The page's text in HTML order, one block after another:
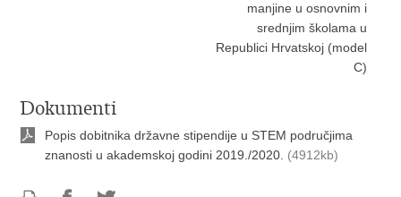
manjine u osnovnim i
srednjim školama u
Republici Hrvatskoj (model
C)
Dokumenti
Popis dobitnika državne stipendije u STEM područjima
znanosti u akademskoj godini 2019./2020. (4912kb)